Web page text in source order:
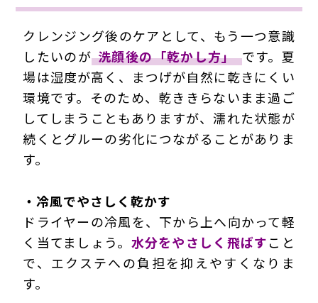
クレンジング後のケアとして、もう一つ意識
したいのが 洗顔後の「乾かし方」 です。夏
場は湿度が高く、まつげが自然に乾きにくい
環境です。そのため、乾ききらないまま過ご
してしまうこともありますが、濡れた状態が
続くとグルーの劣化につながることがありま
す。
・冷風でやさしく乾かす
ドライヤーの冷風を、下から上へ向かって軽
く当てましょう。 水分をやさしく飛ばすこと
で、エクステへの負担を抑えやすくなりま
す。